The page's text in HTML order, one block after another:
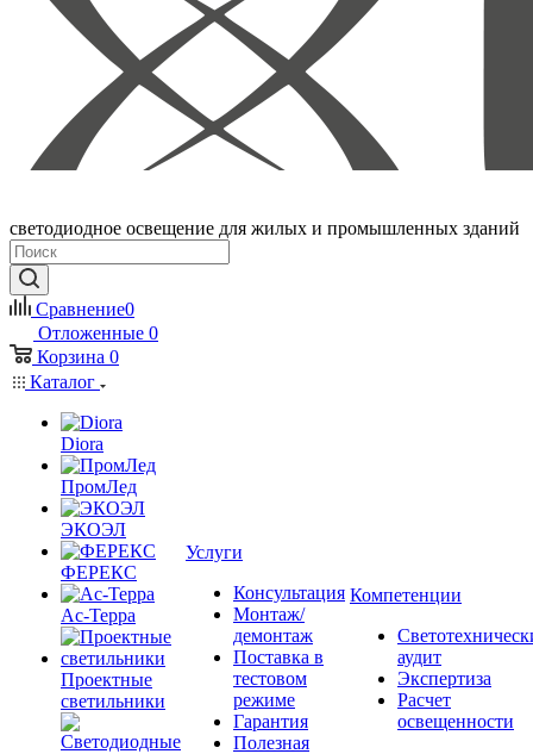
светодиодное освещение для жилых и промышленных зданий
Сравнение0
Отложенные 0
Корзина 0
Каталог
Diora
ПромЛед
ЭКОЭЛ
ФЕРЕКС
Ас-Терра
Проектные
светильники
Услуги
Консультация
Монтаж/
демонтаж
Поставка в
тестовом
режиме
Гарантия
Полезная
Компетенции
аудит
Экспертиза
Расчет
освещенности